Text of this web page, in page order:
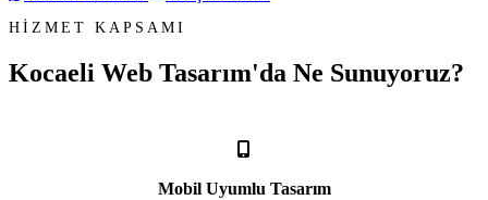
HİZMET KAPSAMI
Kocaeli Web Tasarım'da Ne Sunuyoruz?
Mobil Uyumlu Tasarım